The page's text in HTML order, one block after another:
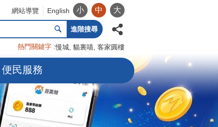
網站導覽 English 小 中 大
進階搜尋
熱門關鍵字 慢城 貓裏喵 客家圓樓
便民服務